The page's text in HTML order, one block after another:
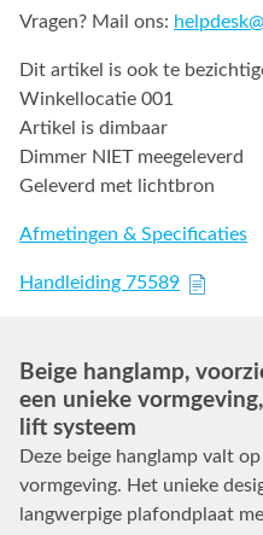
Vragen? Mail ons:
Dit artikel is ook te
Winkellocatie 001
Artikel is dimbaar
Dimmer NIET meegeleverd
Geleverd met lichtbron
Afmetingen & Specificaties
Handleiding 75589
Beige hanglamp,
een unieke
lift systeem
Deze beige hanglamp valt
vormgeving. Het unieke
langwerpige plafondplaat